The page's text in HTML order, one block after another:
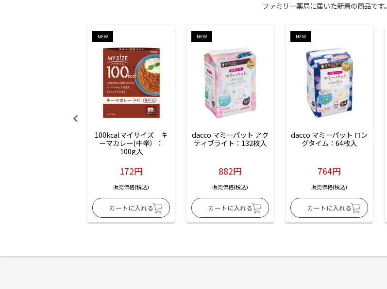
ファミリー薬局に届いた新着の商品です。
NEW
100kcalマイサイズ　キ
ーマカレー(中辛）：
100g入
172円
販売価格(税込)
NEW
dacco マミーパット アク
ティブライト：132枚入
882円
販売価格(税込)
NEW
dacco マミーパット ロン
グタイム：64枚入
764円
販売価格(税込)